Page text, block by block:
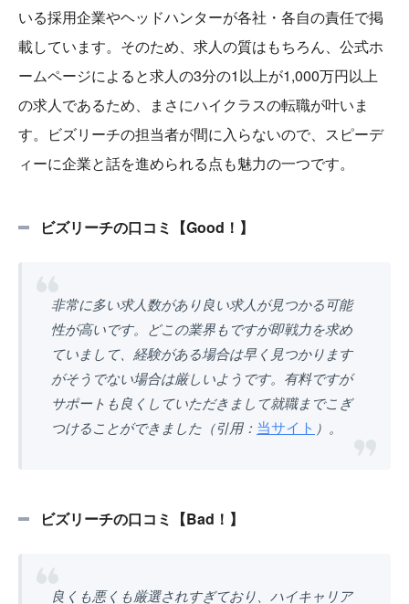
いる採用企業やヘッドハンターが各社・各自の責任で掲
載しています。そのため、求人の質はもちろん、公式ホ
ームページによると求人の3分の1以上が1,000万円以上
の求人であるため、まさにハイクラスの転職が叶いま
す。ビズリーチの担当者が間に入らないので、スピーデ
ィーに企業と話を進められる点も魅力の一つです。
ビズリーチの口コミ【Good！】
非常に多い求人数があり良い求人が見つかる可能
性が高いです。どこの業界もですが即戦力を求め
ていまして、経験がある場合は早く見つかります
がそうでない場合は厳しいようです。有料ですが
サポートも良くしていただきまして就職までこぎ
つけることができました（引用： 当サイト ）。
ビズリーチの口コミ【Bad！】
良くも悪くも厳選されすぎており、ハイキャリア